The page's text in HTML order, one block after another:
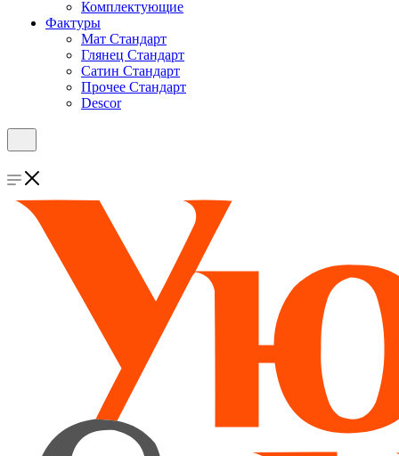
Комплектующие
Фактуры
Мат Стандарт
Глянец Стандарт
Сатин Стандарт
Прочее Стандарт
Descor